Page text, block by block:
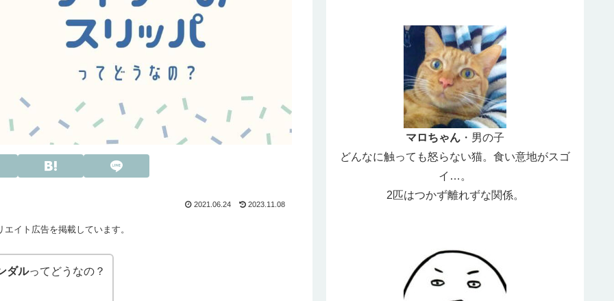
2021.06.24 2023.11.08
イト広告を掲載しています。
ダルってどうなの？
マロちゃん ・男の子
どんなに触っても怒らない猫。食い意地がスゴ
イ…。
2匹はつかず離れずな関係。